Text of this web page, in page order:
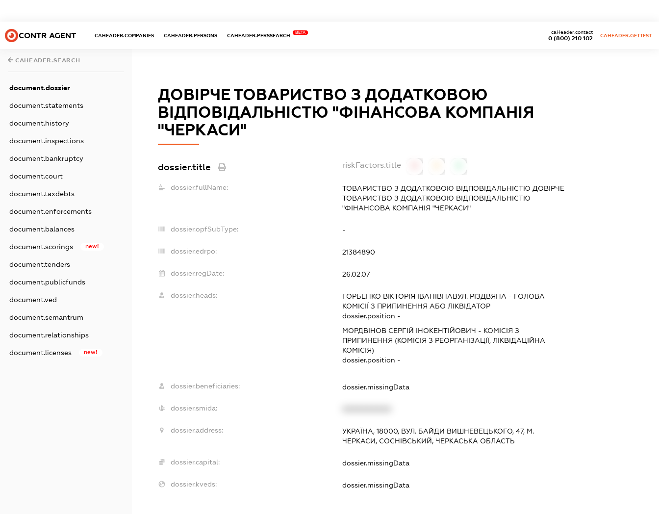
CONTR AGENT CAHEADER.COMPANIES CAHEADER.PERSONS CAHEADER.PERSSEARCH
BETA
0 (800) 210 102
caHeader.contact
CAHEADER.GETTEST
CAHEADER.SEARCH
document.dossier
document.statements
document.history
document.inspections
document.bankruptcy
document.court
document.taxdebts
document.enforcements
document.balances
document.scorings new!
document.tenders
document.publicfunds
document.ved
document.semantrum
document.relationships
document.licenses new!
ДОВІРЧЕ ТОВАРИСТВО З ДОДАТКОВОЮ
ВІДПОВІДАЛЬНІСТЮ "ФІНАНСОВА КОМПАНІЯ
"ЧЕРКАСИ"
dossier.title riskFactors.title
dossier.fullName:
ТОВАРИСТВО З ДОДАТКОВОЮ ВІДПОВІДАЛЬНІСТЮ ДОВІРЧЕ
ТОВАРИСТВО З ДОДАТКОВОЮ ВІДПОВІДАЛЬНІСТЮ
"ФІНАНСОВА КОМПАНІЯ "ЧЕРКАСИ"
dossier.opfSubType: -
dossier.edrpo: 21384890
dossier.regDate: 26.02.07
dossier.heads: ГОРБЕНКО ВІКТОРІЯ ІВАНІВНАВУЛ. РІЗДВЯНА - ГОЛОВА
КОМІСІЇ З ПРИПИНЕННЯ АБО ЛІКВІДАТОР
dossier.position -
МОРДВІНОВ СЕРГІЙ ІНОКЕНТІЙОВИЧ - КОМІСІЯ З
ПРИПИНЕННЯ (КОМІСІЯ З РЕОРГАНІЗАЦІЇ, ЛІКВІДАЦІЙНА
КОМІСІЯ)
dossier.position -
dossier.beneficiaries: dossier.missingData
dossier.smida:
dossier.address:
УКРАЇНА, 18000, ВУЛ. БАЙДИ ВИШНЕВЕЦЬКОГО, 47, М.
ЧЕРКАСИ, СОСНІВСЬКИЙ, ЧЕРКАСЬКА ОБЛАСТЬ
dossier.capital: dossier.missingData
dossier.kveds: dossier.missingData